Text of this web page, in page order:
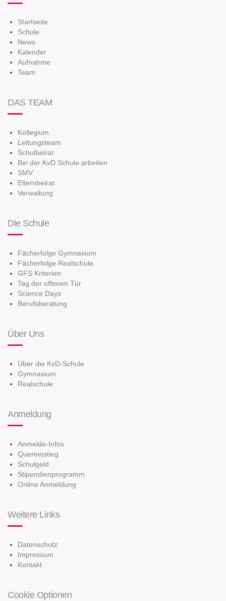
Startseite
Schule
News
Kalender
Aufnahme
Team
DAS TEAM
Kollegium
Leitungsteam
Schulbeirat
Bei der KvD Schule arbeiten
SMV
Elternbeirat
Verwaltung
Die Schule
Fächerfolge Gymnasium
Fächerfolge Realschule
GFS Kriterien
Tag der offenen Tür
Science Days
Berufsberatung
Über Uns
Über die KvD-Schule
Gymnasium
Realschule
Anmeldung
Anmelde-Infos
Quereinstieg
Schulgeld
Stipendienprogramm
Online Anmeldung
Weitere Links
Datenschutz
Impressum
Kontakt
Cookie Optionen